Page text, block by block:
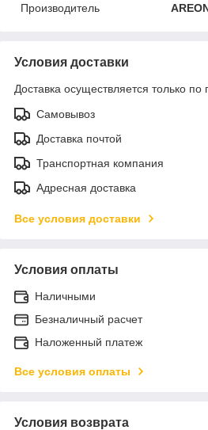
Производитель
Условия доставки
Доставка осуществляется только по
Самовывоз
Доставка почтой
Транспортная компания
Адресная доставка
Все условия доставки
Условия оплаты
Наличными
Безналичный расчет
Наложенный платеж
Все условия оплаты
Условия возврата